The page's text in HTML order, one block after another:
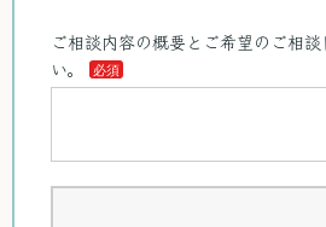
ご相談内容の概要とご希望のご相
い。